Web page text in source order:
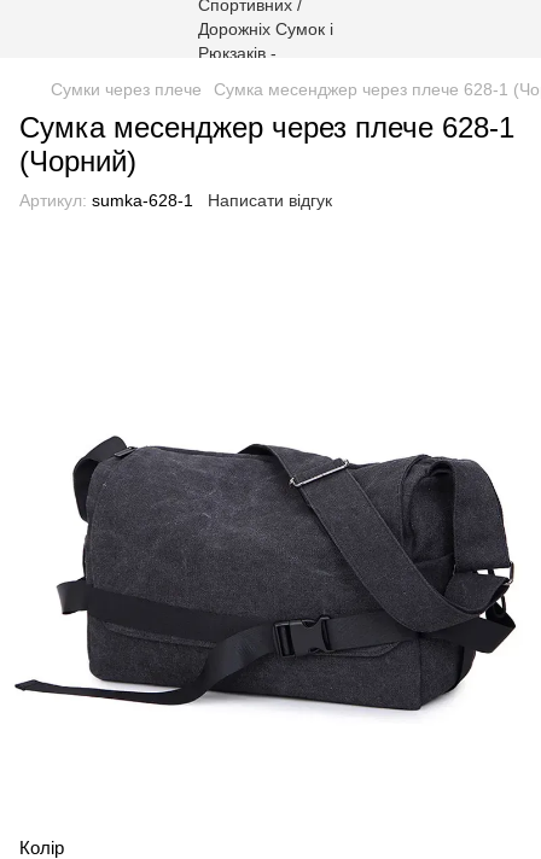
Сумки через плече Сумка месенджер через плече 628-1
Сумка месенджер через плече 628-1
(Чорний)
Артикул: sumka-628-1 Написати відгук
Колір